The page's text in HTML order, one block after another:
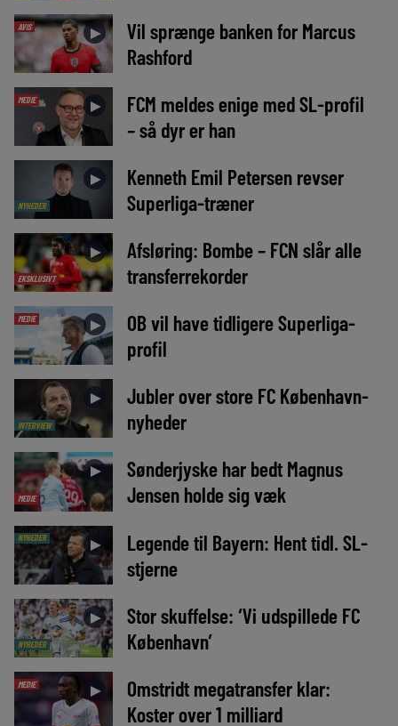
AVIS ►
Vil sprænge banken for Marcus
Rashford
MEDIE ►
FCM meldes enige med SL-profil
– så dyr er han
NYHEDER
►
Kenneth Emil Petersen revser
Superliga-træner
EKSKLUSIVT
►
Afsløring: Bombe – FCN slår alle
transferrekorder
MEDIE ►
OB vil have tidligere Superliga-
profil
INTERVIEW
►
Jubler over store FC København-
nyheder
MEDIE
►
Sønderjyske har bedt Magnus
Jensen holde sig væk
NYHEDER ►
Legende til Bayern: Hent tidl. SL-
stjerne
NYHEDER
►
Stor skuffelse: ‘Vi udspillede FC
København’
MEDIE ►
Omstridt megatransfer klar:
Koster over 1 milliard